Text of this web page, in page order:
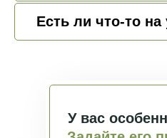
Есть ли что-то на
У вас